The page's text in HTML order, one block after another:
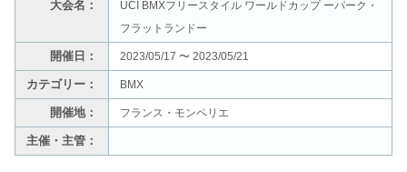
大会名：
UCI BMXフリースタイル ワールドカップ ーパーク・
フラットランドー
開催日： 2023/05/17 〜 2023/05/21
カテゴリー： BMX
開催地： フランス・モンペリエ
主催・主管：